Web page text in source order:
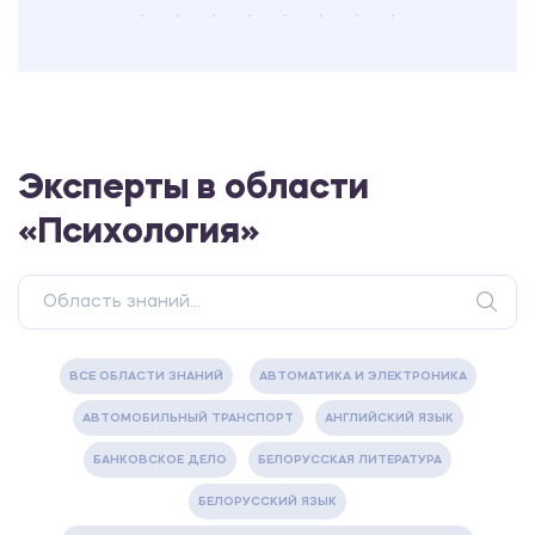
Эксперты в области
«Психология»
ВСЕ ОБЛАСТИ ЗНАНИЙ АВТОМАТИКА И ЭЛЕКТРОНИКА
АВТОМОБИЛЬНЫЙ ТРАНСПОРТ АНГЛИЙСКИЙ ЯЗЫК
БАНКОВСКОЕ ДЕЛО БЕЛОРУССКАЯ ЛИТЕРАТУРА
БЕЛОРУССКИЙ ЯЗЫК